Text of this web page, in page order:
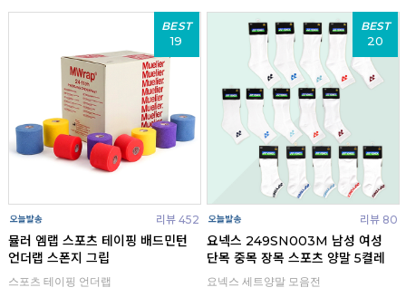
BEST
19
리뷰 452
뮬러 엠랩 스포츠 테이핑 배드민턴
언더랩 스폰지 그립
스포츠 테이핑 언더랩
BEST
20
리뷰 80
요넥스 249SN003M 남성 여성
단목 중목 장목 스포츠 양말 5켤레
요넥스 세트양말 모음전